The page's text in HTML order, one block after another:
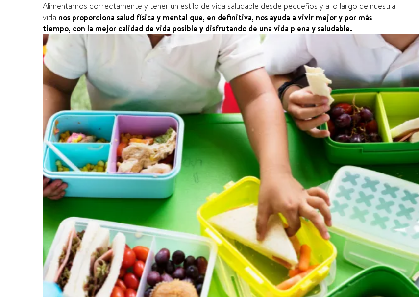
Alimentarnos correctamente y tener un estilo de vida saludable desde pequeños y a lo largo de nuestra
vida nos proporciona salud física y mental que, en definitiva, nos ayuda a vivir mejor y por más
tiempo, con la mejor calidad de vida posible y disfrutando de una vida plena y saludable.